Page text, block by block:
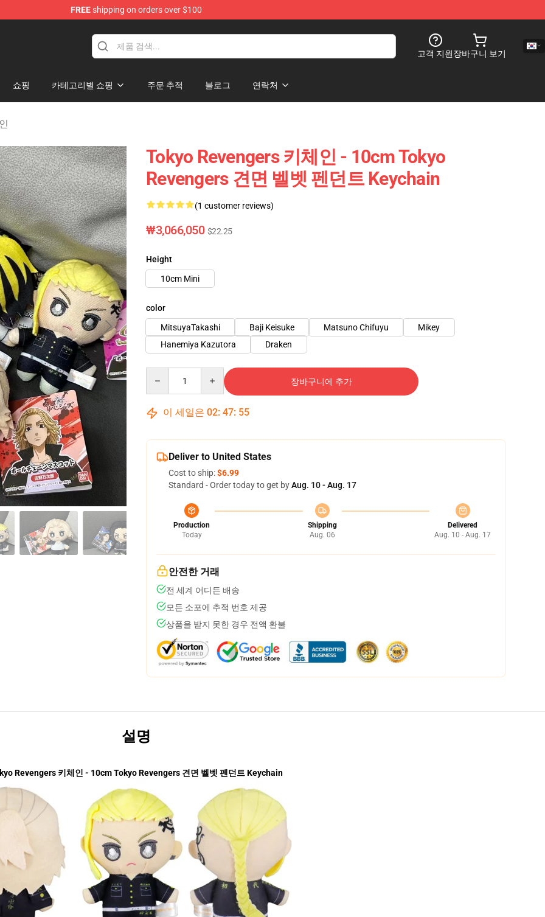
FREEshipping on orders over $100
고객 지원장바구니 보기
쇼핑 카테고리별 쇼핑 주문 추적 블로그 연락처
Tokyo Revengers 키체인 - 10cm Tokyo
Revengers 견면 벨벳 펜던트 Keychain
(1 customer reviews)
₩3,066,050 $22.25
Height
10cm Mini
color
MitsuyaTakashi
Baji Keisuke Matsuno Chifuyu
Mikey
Hanemiya Kazutora
Draken
장바구니에 추가
이 세일은 02: 47: 54
Deliver to United States
Cost to ship:$6.99
Standard - Order today to get byAug. 10 - Aug. 17
Production
Today
Shipping
Aug. 06
Delivered
Aug. 10 - Aug. 17
안전한 거래
전 세계 어디든 배송
모든 소포에 추적 번호 제공
상품을 받지 못한 경우 전액 환불
설명
Revengers 키체인 - 10cm Tokyo Revengers 견면 벨벳 펜던트 Keychain